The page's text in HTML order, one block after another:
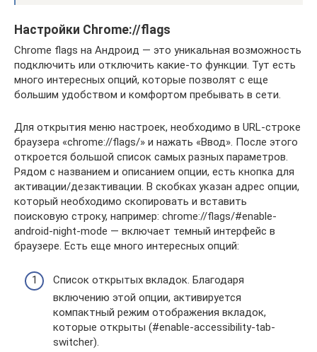
Настройки Chrome://flags
Chrome flags на Андроид — это уникальная возможность
подключить или отключить какие-то функции. Тут есть
много интересных опций, которые позволят с еще
большим удобством и комфортом пребывать в сети.
Для открытия меню настроек, необходимо в URL-строке
браузера «chrome://flags/» и нажать «Ввод». После этого
откроется большой список самых разных параметров.
Рядом с названием и описанием опции, есть кнопка для
активации/дезактивации. В скобках указан адрес опции,
который необходимо скопировать и вставить
поисковую строку, например: chrome://flags/#enable-
android-night-mode — включает темный интерфейс в
браузере. Есть еще много интересных опций:
Список открытых вкладок. Благодаря
включению этой опции, активируется
компактный режим отображения вкладок,
которые открыты (#enable-accessibility-tab-
switcher).